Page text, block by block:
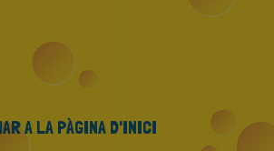
A LA PÀGINA D'INICI